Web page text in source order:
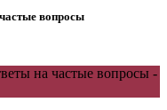
вопросы